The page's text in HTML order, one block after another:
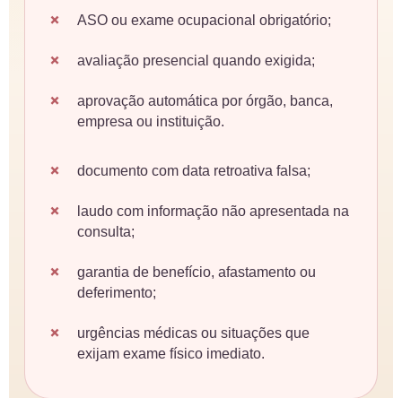
ASO ou exame ocupacional obrigatório;
avaliação presencial quando exigida;
aprovação automática por órgão, banca,
empresa ou instituição.
documento com data retroativa falsa;
laudo com informação não apresentada na
consulta;
garantia de benefício, afastamento ou
deferimento;
urgências médicas ou situações que
exijam exame físico imediato.